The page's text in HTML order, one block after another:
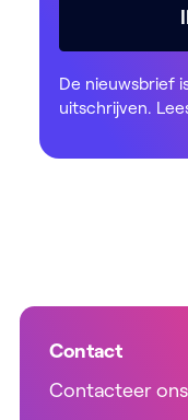
De nieuwsbrief
uitschrijven.
Contact
Contacteer ons